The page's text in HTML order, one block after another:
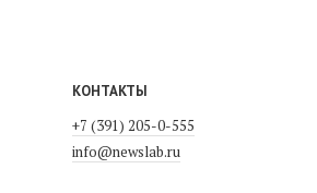
КОНТАКТЫ
+7 (391) 205-0-555
info@newslab.ru